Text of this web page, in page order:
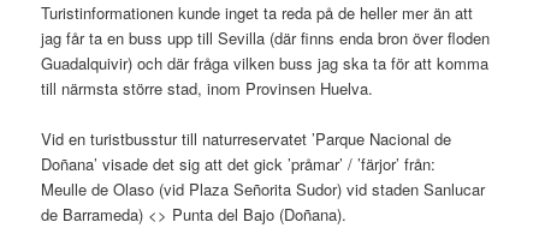
Turistinformationen kunde inget ta reda på de heller mer än att
jag får ta en buss upp till Sevilla (där finns enda bron över floden
Guadalquivir) och där fråga vilken buss jag ska ta för att komma
till närmsta större stad, inom Provinsen Huelva.
Vid en turistbusstur till naturreservatet ’Parque Nacional de
Doñana’ visade det sig att det gick ’pråmar’ / ’färjor’ från:
Meulle de Olaso (vid Plaza Señorita Sudor) vid staden Sanlucar
de Barrameda) <> Punta del Bajo (Doñana).